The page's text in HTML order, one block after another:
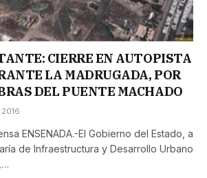
CIERRE EN AUTOPISTA
LA MADRUGADA, POR
DEL PUENTE MACHADO
ENSENADA.-El Gobierno del Estado, a
de Infraestructura y Desarrollo Urbano